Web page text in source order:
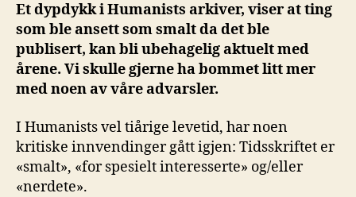
Et dypdykk i Humanists arkiver, viser at ting
som ble ansett som smalt da det ble
publisert, kan bli ubehagelig aktuelt med
årene. Vi skulle gjerne ha bommet litt mer
med noen av våre advarsler.
I Humanists vel tiårige levetid, har noen
kritiske innvendinger gått igjen: Tidsskriftet er
«smalt», «for spesielt interesserte» og/eller
«nerdete».